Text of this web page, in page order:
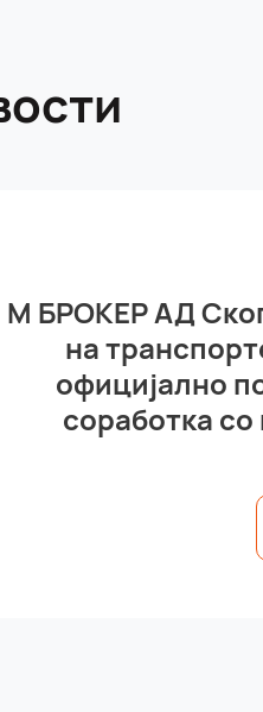
М БРОКЕР АД
на
официјално
соработка